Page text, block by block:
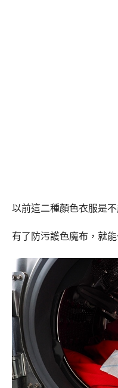
以前這二種顏色衣服是
有了防污護色魔布，就